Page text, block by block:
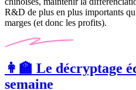
R&D de plus en plus importants
marges (et donc les profits).
👩‍🏫 Le décryptage
semaine